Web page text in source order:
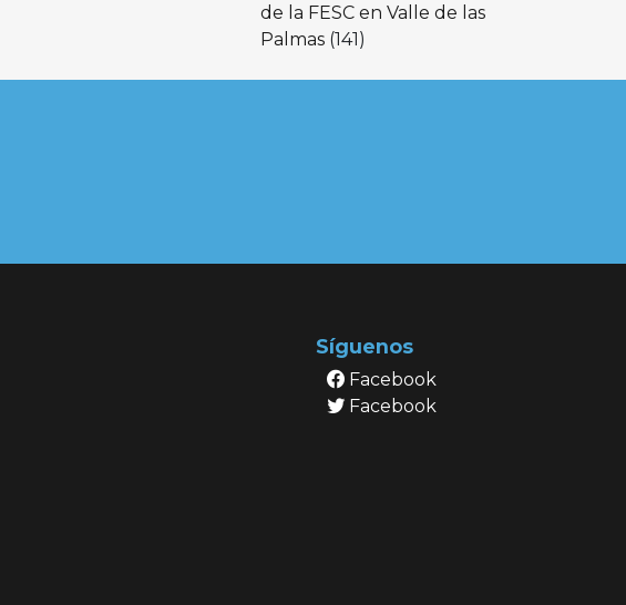
de la FESC en Valle de las
Palmas (141)
Síguenos
Facebook
Facebook